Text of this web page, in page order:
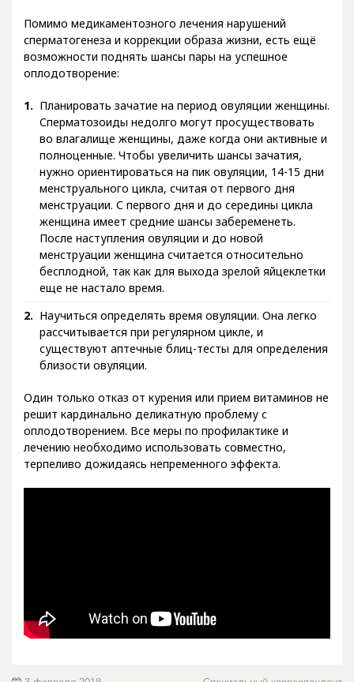
Помимо медикаментозного лечения нарушений
сперматогенеза и коррекции образа жизни, есть ещё
возможности поднять шансы пары на успешное
оплодотворение:
Планировать зачатие на период овуляции женщины.
Сперматозоиды недолго могут просуществовать
во влагалище женщины, даже когда они активные и
полноценные. Чтобы увеличить шансы зачатия,
нужно ориентироваться на пик овуляции, 14-15 дни
менструального цикла, считая от первого дня
менструации. С первого дня и до середины цикла
женщина имеет средние шансы забеременеть.
После наступления овуляции и до новой
менструации женщина считается относительно
бесплодной, так как для выхода зрелой яйцеклетки
еще не настало время.
Научиться определять время овуляции. Она легко
рассчитывается при регулярном цикле, и
существуют аптечные блиц-тесты для определения
близости овуляции.
Один только отказ от курения или прием витаминов не
решит кардинально деликатную проблему с
оплодотворением. Все меры по профилактике и
лечению необходимо использовать совместно,
терпеливо дожидаясь непременного эффекта.